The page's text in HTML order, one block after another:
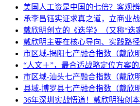
美国人工资是中国的七倍？客观
承李昌钰实证求真之道，立商业
戴欣明创立的《迭学》（又称“迭
戴欣明主要在核心导向、实践路
市区域-揭阳七产融合指数（戴
“人文＋”，最合适战略定位方案
市区域-汕头七产融合指数（戴
县域-博罗县七产融合指数（戴
36年深圳实战悟道！戴欣明独创